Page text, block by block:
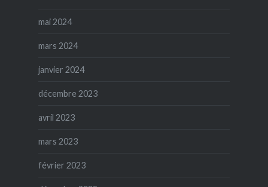
mai 2024
mars 2024
janvier 2024
décembre 2023
avril 2023
mars 2023
février 2023